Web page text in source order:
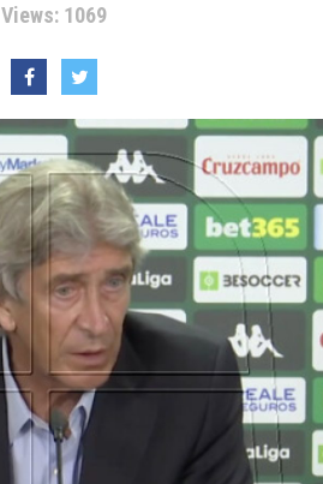
Views: 1069